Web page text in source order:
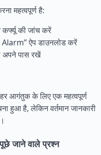
महत्वपूर्ण है:
कर्फ्यू की जांच करें
ऐप डाउनलोड करें
अपने पास रखें
हर आगंतुक के लिए एक महत्वपूर्ण
हुआ है, लेकिन वर्तमान जानकारी
जाने वाले प्रश्न